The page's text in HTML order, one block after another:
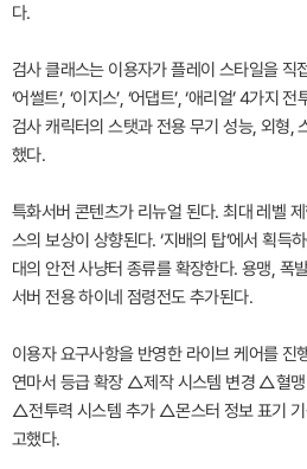
다.
검사 클래스는 이용자가 플레이 스타일을 직
‘어썰트’, ‘이지스’, ‘어댑트’, ‘애리얼’ 4가지
검사 캐릭터의 스탯과 전용 무기 성능, 외형,
했다.
특화서버 콘텐츠가 리뉴얼 된다. 최대 레벨
스의 보상이 상향된다. ‘지배의 탑’에서 획득
대의 안전 사냥터 종류를 확장한다. 용맹, 폭
서버 전용 하이네 점령전도 추가된다.
이용자 요구사항을 반영한 라이브 케어를
연마서 등급 확장 △제작 시스템 변경 △혈
△전투력 시스템 추가 △몬스터 정보 표기 기
고했다.